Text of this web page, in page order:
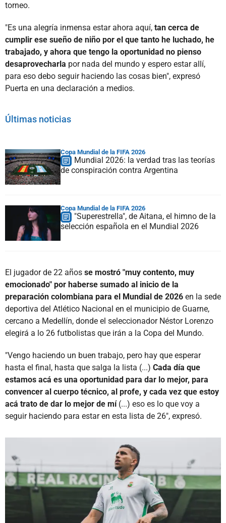
torneo.
"Es una alegría inmensa estar ahora aquí, tan cerca de
cumplir ese sueño de niño por el que tanto he luchado, he
trabajado, y ahora que tengo la oportunidad no pienso
desaprovecharla por nada del mundo y espero estar allí,
para eso debo seguir haciendo las cosas bien", expresó
Puerta en una declaración a medios.
Últimas noticias
Copa Mundial de la FIFA 2026
Mundial 2026: la verdad tras las teorías
de conspiración contra Argentina
Copa Mundial de la FIFA 2026
"Superestrella", de Aitana, el himno de la
selección española en el Mundial 2026
El jugador de 22 años se mostró "muy contento, muy
emocionado" por haberse sumado al inicio de la
preparación colombiana para el Mundial de 2026 en la sede
deportiva del Atlético Nacional en el municipio de Guarne,
cercano a Medellín, donde el seleccionador Néstor Lorenzo
elegirá a lo 26 futbolistas que irán a la Copa del Mundo.
"Vengo haciendo un buen trabajo, pero hay que esperar
hasta el final, hasta que salga la lista (...) Cada día que
estamos acá es una oportunidad para dar lo mejor, para
convencer al cuerpo técnico, al profe, y cada vez que estoy
acá trato de dar lo mejor de mí(...) eso es lo que voy a
seguir haciendo para estar en esta lista de 26", expresó.